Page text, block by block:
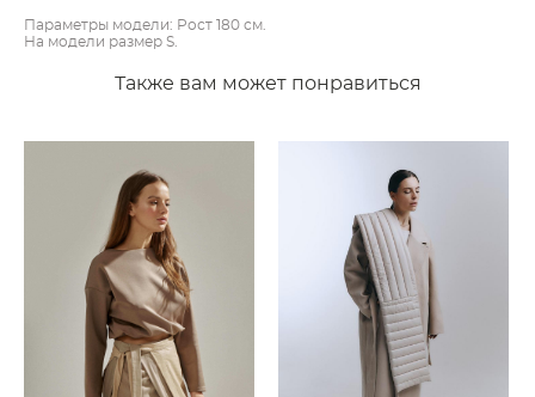
Параметры модели: Рост 180 см.
На модели размер S.
Также вам может понравиться